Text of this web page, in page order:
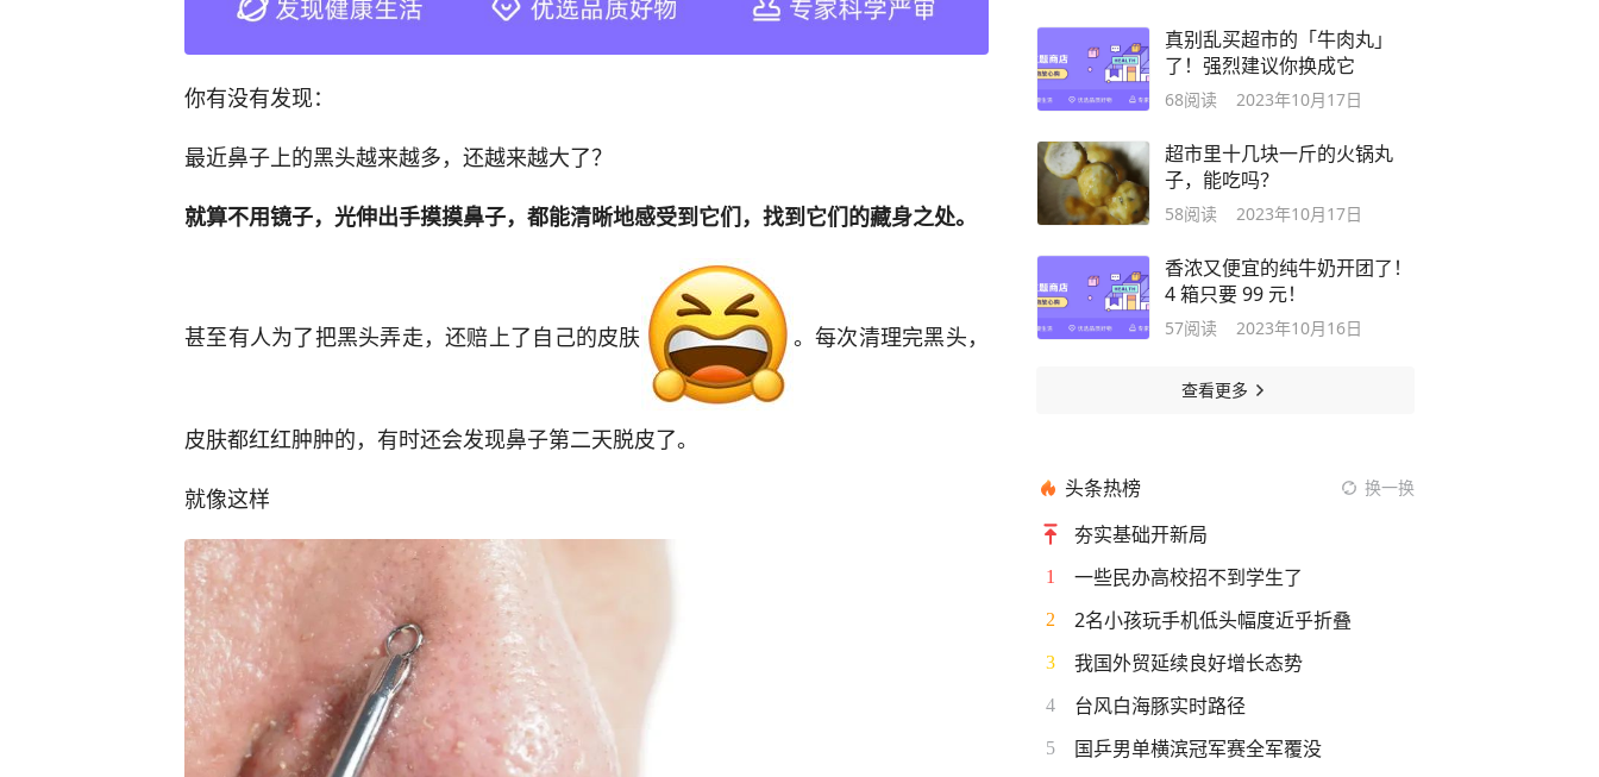
你有没有发现：
最近鼻子上的黑头越来越多，还越来越大了？
就算不用镜子，光伸出手摸摸鼻子，都能清晰地感受到它们，找到它们的藏身之处。
甚至有人为了把黑头弄走，还赔上了自己的皮肤 。每次清理完黑头，
皮肤都红红肿肿的，有时还会发现鼻子第二天脱皮了。
就像这样
真别乱买超市的「牛肉丸」
了！强烈建议你换成它
68阅读 2023年10月17日
超市里十几块一斤的火锅丸
子，能吃吗？
58阅读 2023年10月17日
香浓又便宜的纯牛奶开团了！
4 箱只要 99 元！
57阅读 2023年10月16日
查看更多
头条热榜 换一换
夯实基础开新局
1 一些民办高校招不到学生了
2 2名小孩玩手机低头幅度近乎折叠
3 我国外贸延续良好增长态势
4 台风白海豚实时路径
5 国乒男单横滨冠军赛全军覆没